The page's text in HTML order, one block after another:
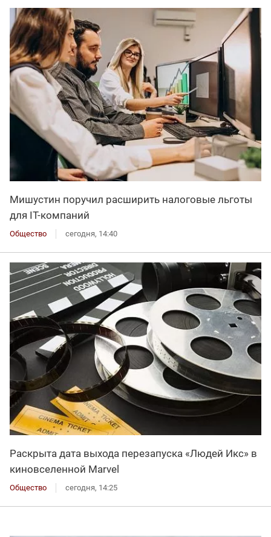
Мишустин поручил расширить налоговые льготы
для IT-компаний
Общество сегодня, 14:40
Раскрыта дата выхода перезапуска «Людей Икс» в
киновселенной Marvel
Общество сегодня, 14:25